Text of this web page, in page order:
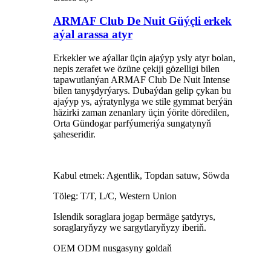
ARMAF Club De Nuit Güýçli erkek
aýal arassa atyr
Erkekler we aýallar üçin ajaýyp ysly atyr bolan,
nepis zerafet we özüne çekiji gözelligi bilen
tapawutlanýan ARMAF Club De Nuit Intense
bilen tanyşdyrýarys. Dubaýdan gelip çykan bu
ajaýyp ys, aýratynlyga we stile gymmat berýän
häzirki zaman zenanlary üçin ýörite döredilen,
Orta Gündogar parfýumeriýa sungatynyň
şaheseridir.
Kabul etmek: Agentlik, Topdan satuw, Söwda
Töleg: T/T, L/C, Western Union
Islendik soraglara jogap bermäge şatdyrys,
soraglaryňyzy we sargytlaryňyzy iberiň.
OEM ODM nusgasyny goldaň